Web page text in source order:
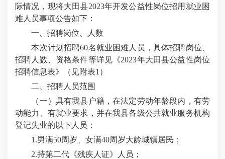
际情况，现将大田县2023年开发公益性岗位招用就业困
难人员事项公告如下：
一、招聘岗位、人数
本次计划招聘60名就业困难人员，具体招聘岗位、
招聘人数、资格条件等详见《2023年大田县公益性岗位
招聘信息表》（见附表1）
二、招聘人员范围
（一）具有我县户籍，在法定劳动年龄段内，有劳
动能力、有就业要求，并在我县各级公共就业服务机构
登记失业的以下人员：
1.男满50周岁、女满40周岁大龄城镇居民；
2.持第二代《残疾人证》人员；